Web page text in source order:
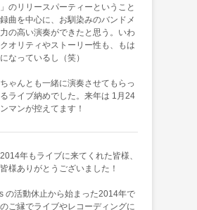
のリリースパーティーということ
曲を中心に、お馴染みのバンドメ
の高い演奏ができたと思う。いわ
オリティやストーリー性も、もは
なっているし（笑）
ゃんとも一緒に演奏させてもらっ
ライブ納めでした。来年は 1月24
マンが控えてます！
年もライブに来てくれた皆様、
様ありがとうございました！
の活動休止から始まった2014年で
ご縁でライブやレコーディングに